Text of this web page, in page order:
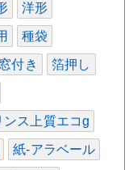
洋形
種袋
窓付き 箔押し
ンス上質エコg
紙-アラベール